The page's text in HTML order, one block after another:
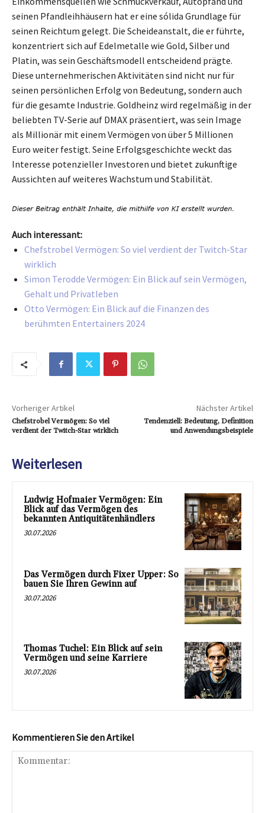
seinen Pfandleihhäusern hat er eine sólida Grundlage für
seinen Reichtum gelegt. Die Scheideanstalt, die er führte,
konzentriert sich auf Edelmetalle wie Gold, Silber und
Platin, was sein Geschäftsmodell entscheidend prägte.
Diese unternehmerischen Aktivitäten sind nicht nur für
seinen persönlichen Erfolg von Bedeutung, sondern auch
für die gesamte Industrie. Goldheinz wird regelmäßig in der
beliebten TV-Serie auf DMAX präsentiert, was sein Image
als Millionär mit einem Vermögen von über 5 Millionen
Euro weiter festigt. Seine Erfolgsgeschichte weckt das
Interesse potenzieller Investoren und bietet zukunftige
Aussichten auf weiteres Wachstum und Stabilität.
Auch interessant:
Chefstrobel Vermögen: So viel verdient der Twitch-Star
wirklich
Simon Terodde Vermögen: Ein Blick auf sein Vermögen,
Gehalt und Privatleben
Otto Vermögen: Ein Blick auf die Finanzen des
berühmten Entertainers 2024
Vorheriger Artikel
Chefstrobel Vermögen: So viel
verdient der Twitch-Star wirklich
Nächster Artikel
Tendenziell: Bedeutung, Definition
und Anwendungsbeispiele
Weiterlesen
Ludwig Hofmaier Vermögen: Ein
Blick auf das Vermögen des
bekannten Antiquitätenhändlers
30.07.2026
Das Vermögen durch Fixer Upper: So
bauen Sie Ihren Gewinn auf
30.07.2026
Thomas Tuchel: Ein Blick auf sein
Vermögen und seine Karriere
30.07.2026
Kommentieren Sie den Artikel